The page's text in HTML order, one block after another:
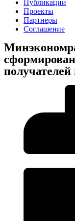
Публикации
Проекты
Партнеры
Соглашение